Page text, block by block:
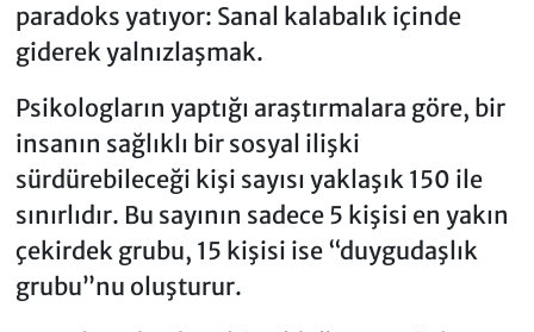
paradoks yatıyor: Sanal kalabalık içinde
giderek yalnızlaşmak.
Psikologların yaptığı araştırmalara göre, bir
insanın sağlıklı bir sosyal ilişki
sürdürebileceği kişi sayısı yaklaşık 150 ile
sınırlıdır. Bu sayının sadece 5 kişisi en yakın
çekirdek grubu, 15 kişisi ise “duygudaşlık
grubu”nu oluşturur.